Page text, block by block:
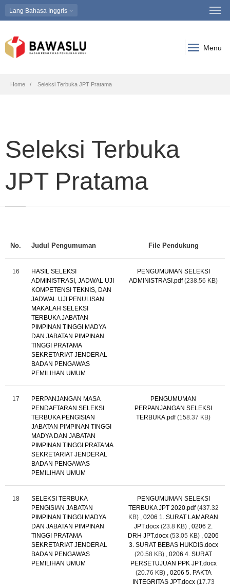
Lang Bahasa Inggris
Menu
Breadcrumb
Home Seleksi Terbuka JPT Pratama
Seleksi Terbuka
JPT Pratama
No. Judul Pengumuman File Pendukung
16
HASIL SELEKSI
ADMINISTRASI, JADWAL UJI
KOMPETENSI TEKNIS, DAN
JADWAL UJI PENULISAN
MAKALAH SELEKSI
TERBUKA JABATAN
PIMPINAN TINGGI MADYA
DAN JABATAN PIMPINAN
TINGGI PRATAMA
SEKRETARIAT JENDERAL
BADAN PENGAWAS
PEMILIHAN UMUM
PENGUMUMAN SELEKSI
ADMINISTRASI.pdf (238.56 KB)
17
PERPANJANGAN MASA
PENDAFTARAN SELEKSI
TERBUKA PENGISIAN
JABATAN PIMPINAN TINGGI
MADYA DAN JABATAN
PIMPINAN TINGGI PRATAMA
SEKRETARIAT JENDERAL
BADAN PENGAWAS
PEMILIHAN UMUM
PENGUMUMAN
PERPANJANGAN SELEKSI
TERBUKA.pdf (158.37 KB)
18
SELEKSI TERBUKA
PENGISIAN JABATAN
PIMPINAN TINGGI MADYA
DAN JABATAN PIMPINAN
TINGGI PRATAMA
SEKRETARIAT JENDERAL
BADAN PENGAWAS
PEMILIHAN UMUM
PENGUMUMAN SELEKSI
TERBUKA JPT 2020.pdf (437.32
KB) , 0206 1. SURAT LAMARAN
JPT.docx (23.8 KB) , 0206 2.
DRH JPT.docx (53.05 KB) , 0206
3. SURAT BEBAS HUKDIS.docx
(20.58 KB) , 0206 4. SURAT
PERSETUJUAN PPK JPT.docx
(20.76 KB) , 0206 5. PAKTA
INTEGRITAS JPT.docx (17.73